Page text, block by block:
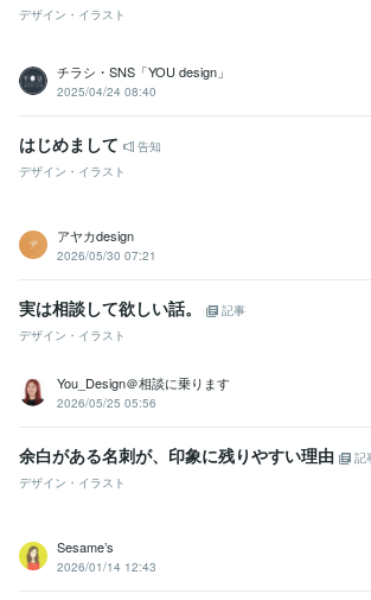
デザイン・イラスト
チラシ・SNS「YOU design」
2025/04/24 08:40
はじめまして
告知
デザイン・イラスト
アヤカdesign
2026/05/30 07:21
実は相談して欲しい話。
記事
デザイン・イラスト
You_Design＠相談に乗ります
2026/05/25 05:56
余白がある名刺が、印象に残りやすい理由
記
デザイン・イラスト
Sesame’s
2026/01/14 12:43